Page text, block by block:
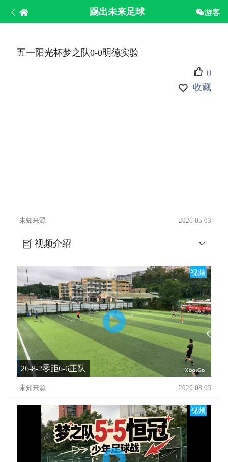
踢出未来足球 游客
五一阳光杯梦之队0-0明德实验
0
收藏
未知来源 2026-05-03
视频介绍
视频
26-8-2零距6-6正队
未知来源 2026-08-03
视频